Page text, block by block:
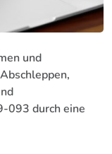
und
093 durch eine